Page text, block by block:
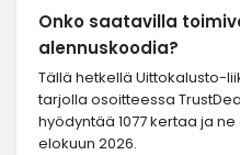
Onko saatavilla
alennuskoodia?
Tällä hetkellä Uittokalusto-
tarjolla osoitteessa
hyödyntää 1077 kertaa ja
elokuun 2026.